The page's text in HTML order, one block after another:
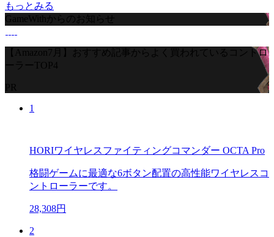
もっとみる
GameWithからのお知らせ
【Amazon7月】おすすめ記事からよく買われているコントロ
ーラーTOP4
PR
1
HORIワイヤレスファイティングコマンダー OCTA Pro
格闘ゲームに最適な6ボタン配置の高性能ワイヤレスコ
ントローラーです。
28,308円
2